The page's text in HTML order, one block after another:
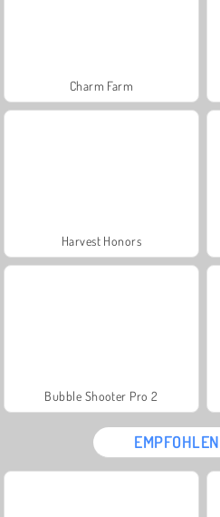
Charm Farm
Harvest Honors
Bubble Shooter Pro 2